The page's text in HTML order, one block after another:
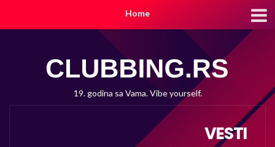
Home
19. godina sa Vama. Vibe yourself.
VESTI